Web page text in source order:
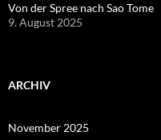
Von der Spree nach Sao Tome
9. August 2025
ARCHIV
November 2025